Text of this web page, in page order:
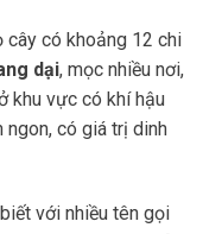
cây có khoảng 12 chi
dại, mọc nhiều nơi,
khu vực có khí hậu
ngon, có giá trị dinh
với nhiều tên gọi